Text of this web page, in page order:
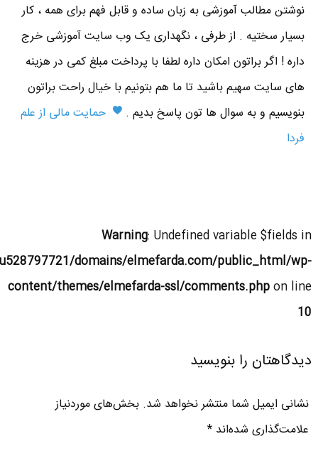
نوشتن مطالب آموزشی به زبان ساده و قابل فهم برای همه ، کار
بسیار سختیه . از طرفی ، نگهداری یک وب سایت آموزشی خرج
داره ! اگر براتون امکان داره لطفا با پرداخت مبلغ کمی در هزینه
های سایت سهیم باشید تا ما هم بتونیم با خیال راحت براتون
بنویسیم و به سوال ها تون پاسخ بدیم .
حمایت مالی از علم
فردا
Warning: Undefined variable $fields in
domains/elmefarda.com/public_html/wp-
content/themes/elmefarda-ssl/comments.phpon line
10
دیدگاهتان را بنویسید
نشانی ایمیل شما منتشر نخواهد شد. بخش‌های موردنیاز
علامت‌گذاری شده‌اند*